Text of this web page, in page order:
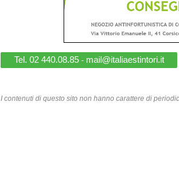
Tel. 02 440.08.85- mail@italiaestintori.it
I contenuti di questo sito non hanno carattere di